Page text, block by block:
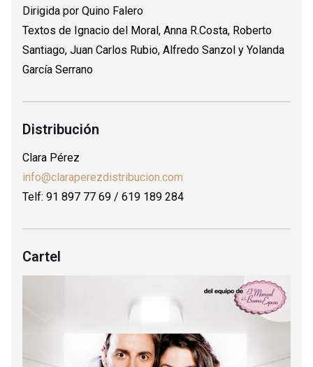
Dirigida por Quino Falero
Textos de Ignacio del Moral, Anna R.Costa, Roberto
Santiago, Juan Carlos Rubio, Alfredo Sanzol y Yolanda
García Serrano
Distribución
Clara Pérez
info@claraperezdistribucion.com
Telf: 91 897 77 69 / 619 189 284
Cartel